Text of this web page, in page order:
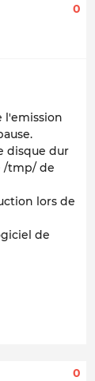
0
l'emission
disque dur
/tmp/ de
lors de
de
0